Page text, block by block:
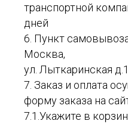
транспортной
дней
6. Пункт
Москва,
ул. Лыткаринская
7. Заказ и оплата
форму заказа на
7.1.Укажите в